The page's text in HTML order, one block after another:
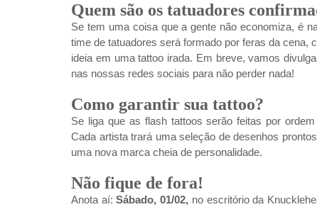
Quem são os tatuadores
Se tem uma coisa que a gente não economiza, é
time de tatuadores será formado por feras da
ideia em uma tattoo irada. Em breve, vamos
nas nossas redes sociais para não perder nada!
Como garantir sua tattoo?
Se liga que as flash tattoos serão feitas por
Cada artista trará uma seleção de desenhos
uma nova marca cheia de personalidade.
Não fique de fora!
Anota aí: Sábado, 01/02, no escritório da